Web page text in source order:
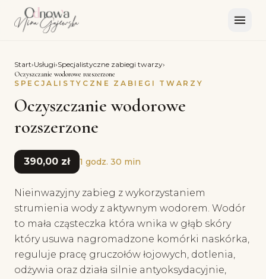
Start›Usługi›Specjalistyczne zabiegi twarzy›
Oczyszczanie wodorowe rozszerzone
SPECJALISTYCZNE ZABIEGI TWARZY
Oczyszczanie wodorowe
rozszerzone
390,00 zł 1 godz. 30 min
Nieinwazyjny zabieg z wykorzystaniem
strumienia wody z aktywnym wodorem. Wodór
to mała cząsteczka która wnika w głąb skóry
który usuwa nagromadzone komórki naskórka,
reguluje pracę gruczołów łojowych, dotlenia,
odżywia oraz działa silnie antyoksydacyjnie,